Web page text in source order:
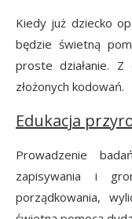
Kiedy już dziecko
będzie świetną
proste działanie.
złożonych kodowań.
Edukacja
Prowadzenie
zapisywania i
porządkowania,